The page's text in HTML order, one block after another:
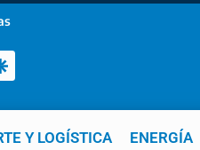
Y LOGÍSTICA ENERGÍA